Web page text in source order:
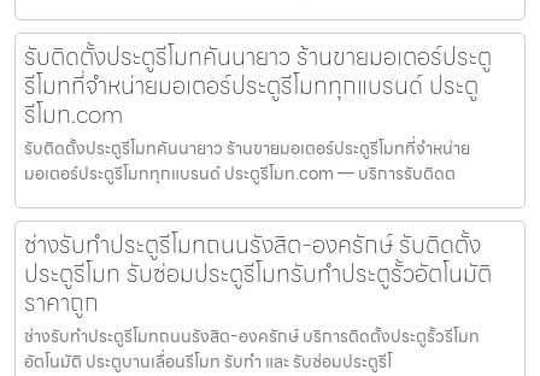
รับติดตั้งประตูรีโมทคันนายาว ร้านขายมอเตอร์ประตู
รีโมทที่จำหน่ายมอเตอร์ประตูรีโมททุกแบรนด์ ประตู
รีโมท.com
รับติดตั้งประตูรีโมทคันนายาว ร้านขายมอเตอร์ประตูรีโมทที่จำหน่าย
มอเตอร์ประตูรีโมททุกแบรนด์ ประตูรีโมท.com — บริการรับติดต
ช่างรับทำประตูรีโมทถนนรังสิต-องครักษ์ รับติดตั้ง
ประตูรีโมท รับซ่อมประตูรีโมทรับทำประตูรั้วอัตโนมัติ
ราคาถูก
ช่างรับทำประตูรีโมทถนนรังสิต-องครักษ์ บริการติดตั้งประตูรั้วรีโมท
อัตโนมัติ ประตูบานเลื่อนรีโมท รับทำ และ รับซ่อมประตูรีโ